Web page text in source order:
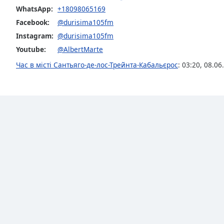
Track
in-
Picture
WhatsApp: +18098065169
Facebook:
@durisima105fm
Instagram: @durisima105fm
Youtube:
@AlbertMarte
Час в місті Сантьяго-де-лос-Трейнта-Кабальєрос: 03:20,